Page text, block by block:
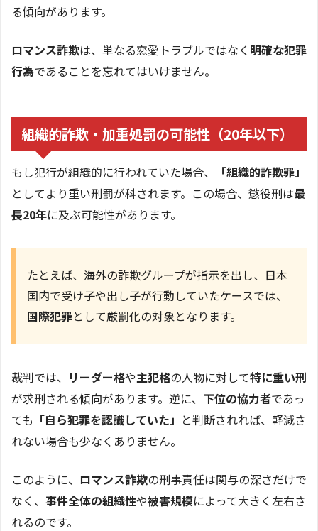
る傾向があります。
ロマンス詐欺は、単なる恋愛トラブルではなく 明確な犯罪
行為であることを忘れてはいけません。
組織的詐欺・加重処罰の可能性（20年以下）
もし犯行が組織的に行われていた場合、
「組織的詐欺罪」
としてより重い刑罰が科されます。この場合、懲役刑は最
長20年に及ぶ可能性があります。
たとえば、海外の詐欺グループが指示を出し、日本
国内で受け子や出し子が行動していたケースでは、
国際犯罪として厳罰化の対象となります。
裁判では、 リーダー格や主犯格の人物に対して特に重い刑
が求刑される傾向があります。逆に、 下位の協力者であっ
ても 「自ら犯罪を認識していた」 と判断されれば、軽減さ
れない場合も少なくありません。
このように、 ロマンス詐欺の刑事責任は関与の深さだけで
なく、 事件全体の組織性や被害規模によって大きく左右さ
れるのです。